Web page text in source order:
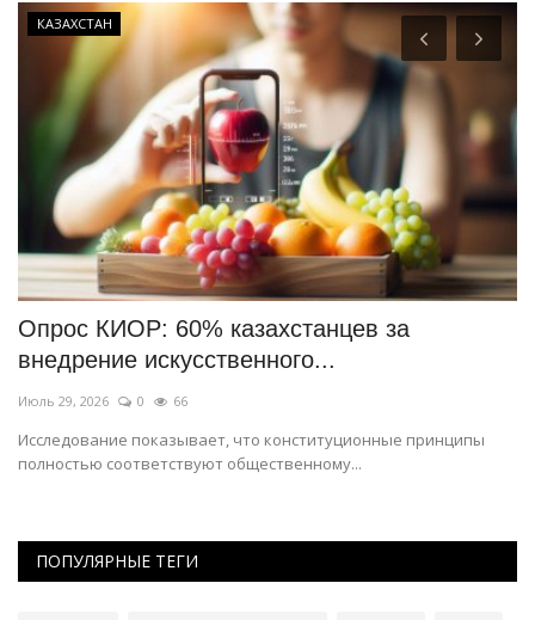
КАЗАХСТАН
Опрос КИОР: 60% казахстанцев за
внедрение искусственного...
Июль 29, 2026 0 66
Исследование показывает, что конституционные принципы
полностью соответствуют общественному...
ПОПУЛЯРНЫЕ ТЕГИ